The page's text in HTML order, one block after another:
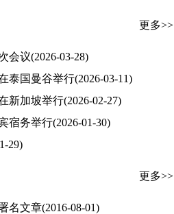
更多>>
会议(2026-03-28)
泰国曼谷举行(2026-03-11)
新加坡举行(2026-02-27)
宿务举行(2026-01-30)
29)
更多>>
名文章(2016-08-01)